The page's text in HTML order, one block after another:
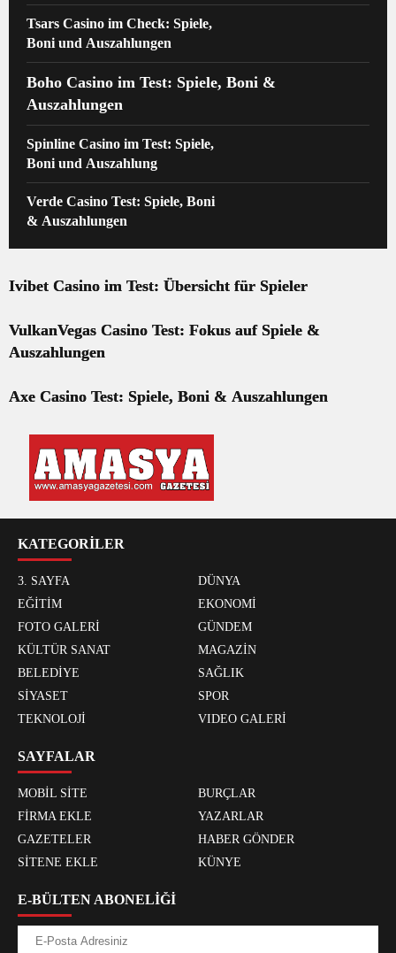
Tsars Casino im Check: Spiele,
Boni und Auszahlungen
Boho Casino im Test: Spiele, Boni &
Auszahlungen
Spinline Casino im Test: Spiele,
Boni und Auszahlung
Verde Casino Test: Spiele, Boni
& Auszahlungen
Ivibet Casino im Test: Übersicht für Spieler
VulkanVegas Casino Test: Fokus auf Spiele &
Auszahlungen
Axe Casino Test: Spiele, Boni & Auszahlungen
KATEGORİLER
3. SAYFA
DÜNYA
EĞİTİM
EKONOMİ
FOTO GALERİ
GÜNDEM
KÜLTÜR SANAT
MAGAZİN
BELEDİYE
SAĞLIK
SİYASET
SPOR
TEKNOLOJİ
VIDEO GALERİ
SAYFALAR
MOBİL SİTE
BURÇLAR
FİRMA EKLE
YAZARLAR
GAZETELER
HABER GÖNDER
SİTENE EKLE
KÜNYE
E-BÜLTEN ABONELİĞİ